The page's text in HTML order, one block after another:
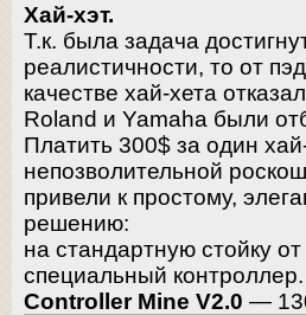
Хай-хэт.
Т.к. была задача
реалистичности, то от
качестве хай-хета
Roland и Yamaha были
Платить 300$ за один
непозволительной
привели к простому,
решению:
на стандартную стойку
специальный
Controller Mine V2.0 —